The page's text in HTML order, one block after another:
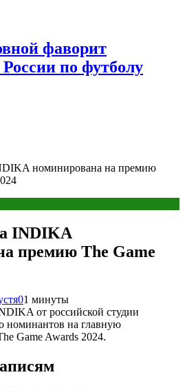
фаворит
по футболу
номинирована на премию
INDIKA
премию The Game
01 минуты
от российской студии
номинантов на главную
Game Awards 2024.